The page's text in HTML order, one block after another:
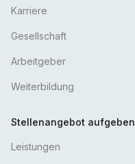
Karriere
Gesellschaft
Arbeitgeber
Weiterbildung
Stellenangebot aufgeben
Leistungen